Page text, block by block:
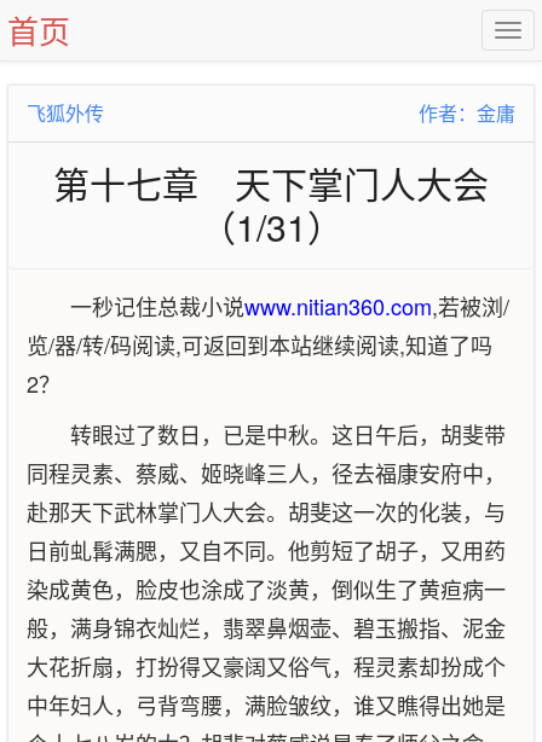
首页
飞狐外传 作者：金庸
第十七章 天下掌门人大会
（1/31）
一秒记住总裁小说www.nitian360.com,若被浏/
览/器/转/码阅读,可返回到本站继续阅读,知道了吗
2？
转眼过了数日，已是中秋。这日午后，胡斐带
同程灵素、蔡威、姬晓峰三人，径去福康安府中，
赴那天下武林掌门人大会。胡斐这一次的化装，与
日前虬髯满腮，又自不同。他剪短了胡子，又用药
染成黄色，脸皮也涂成了淡黄，倒似生了黄疸病一
般，满身锦衣灿烂，翡翠鼻烟壶、碧玉搬指、泥金
大花折扇，打扮得又豪阔又俗气，程灵素却扮成个
中年妇人，弓背弯腰，满脸皱纹，谁又瞧得出她是